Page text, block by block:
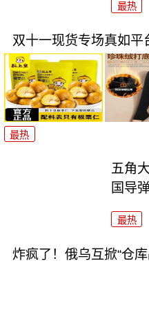
最热
双十一现货专场真如平
最热
五角
国导
最热
炸疯了！俄乌互掀“仓